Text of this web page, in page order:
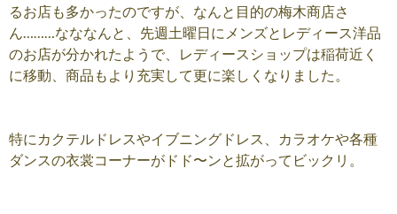
るお店も多かったのですが、なんと目的の梅木商店さ
ん………なななんと、先週土曜日にメンズとレディース洋品
のお店が分かれたようで、レディースショップは稲荷近く
に移動、商品もより充実して更に楽しくなりました。
特にカクテルドレスやイブニングドレス、カラオケや各種
ダンスの衣裳コーナーがドド〜ンと拡がってビックリ。